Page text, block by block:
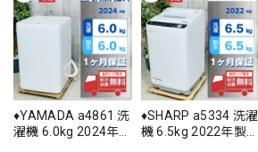
♦️YAMADA a4861 洗
濯機 6.0kg 2024年
♦️SHARP a5334 洗濯
機 6.5kg 2022年製